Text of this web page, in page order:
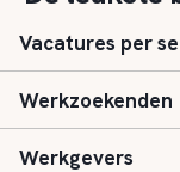
Vacatures per
Basisonderwijs
Speciaal (basis)
Werkzoekenden
Aanmelden
Werkgevers